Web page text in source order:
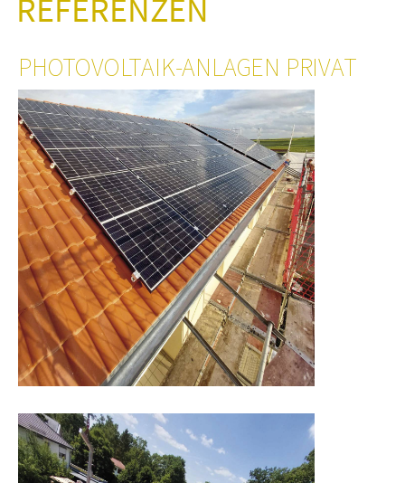
REFERENZEN
PHOTOVOLTAIK-ANLAGEN PRIVAT